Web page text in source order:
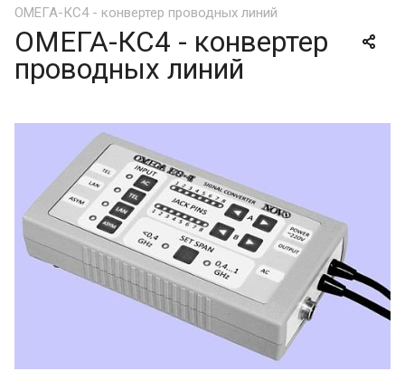
ОМЕГА-КС4 - конвертер проводных линий
ОМЕГА-КС4 - конвертер
проводных линий